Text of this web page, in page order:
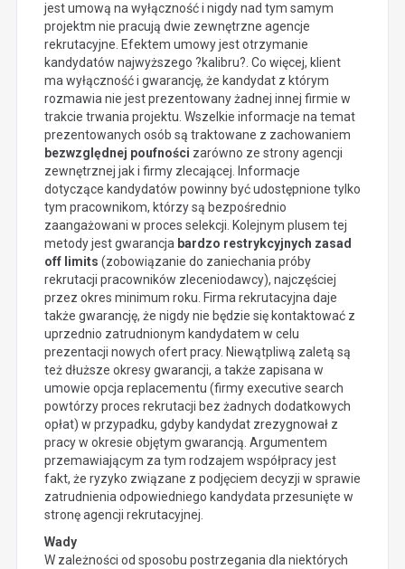
jest umową na wyłączność i nigdy nad tym samym
projektm nie pracują dwie zewnętrzne agencje
rekrutacyjne. Efektem umowy jest otrzymanie
kandydatów najwyższego ?kalibru?. Co więcej, klient
ma wyłączność i gwarancję, że kandydat z którym
rozmawia nie jest prezentowany żadnej innej firmie w
trakcie trwania projektu. Wszelkie informacje na temat
prezentowanych osób są traktowane z zachowaniem
bezwzględnej poufności zarówno ze strony agencji
zewnętrznej jak i firmy zlecającej. Informacje
dotyczące kandydatów powinny być udostępnione tylko
tym pracownikom, którzy są bezpośrednio
zaangażowani w proces selekcji. Kolejnym plusem tej
metody jest gwarancja bardzo restrykcyjnych zasad
off limits (zobowiązanie do zaniechania próby
rekrutacji pracowników zleceniodawcy), najczęściej
przez okres minimum roku. Firma rekrutacyjna daje
także gwarancję, że nigdy nie będzie się kontaktować z
uprzednio zatrudnionym kandydatem w celu
prezentacji nowych ofert pracy. Niewątpliwą zaletą są
też dłuższe okresy gwarancji, a także zapisana w
umowie opcja replacementu (firmy executive search
powtórzy proces rekrutacji bez żadnych dodatkowych
opłat) w przypadku, gdyby kandydat zrezygnował z
pracy w okresie objętym gwarancją. Argumentem
przemawiającym za tym rodzajem współpracy jest
fakt, że ryzyko związane z podjęciem decyzji w sprawie
zatrudnienia odpowiedniego kandydata przesunięte w
stronę agencji rekrutacyjnej.
Wady
W zależności od sposobu postrzegania dla niektórych